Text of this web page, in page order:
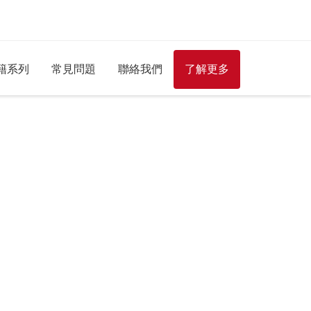
系列 常見問題 聯絡我們 了解更多